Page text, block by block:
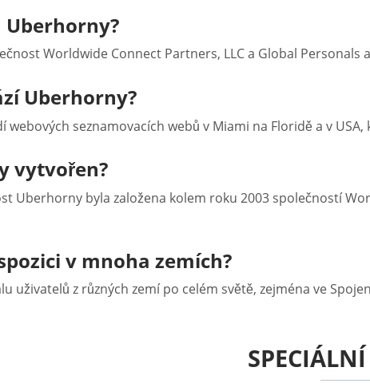
Worldwide Connect Partners, LLC a Global Personals
Uberhorny?
webových seznamovacích webů v Miami na Floridě a v
vytvořen?
Uberhorny byla založena kolem roku 2003 společností
v mnoha zemích?
uživatelů z různých zemí po celém světě, zejména ve